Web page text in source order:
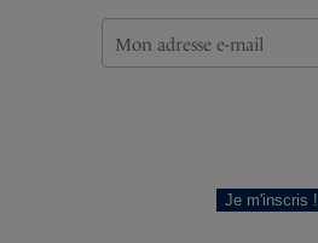
Code produit : FS506430SUF
Je m'inscris !